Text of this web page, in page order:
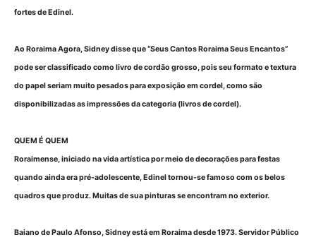
fortes de Edinel.
Ao Roraima Agora, Sidney disse que “Seus Cantos Roraima Seus Encantos”
pode ser classificado como livro de cordão grosso, pois seu formato e textura
do papel seriam muito pesados para exposição em cordel, como são
disponibilizadas as impressões da categoria (livros de cordel).
QUEM É QUEM
Roraimense, iniciado na vida artística por meio de decorações para festas
quando ainda era pré-adolescente, Edinel tornou-se famoso com os belos
quadros que produz. Muitas de sua pinturas se encontram no exterior.
Baiano de Paulo Afonso, Sidney está em Roraima desde 1973. Servidor Público